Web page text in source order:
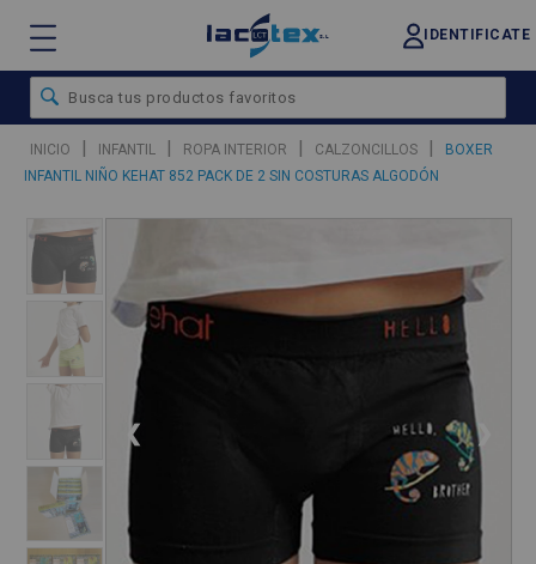
IDENTIFICATE
INICIO | INFANTIL | ROPA INTERIOR | CALZONCILLOS |
BOXER
INFANTIL NIÑO KEHAT 852 PACK DE 2 SIN COSTURAS ALGODÓN
❮ ❯